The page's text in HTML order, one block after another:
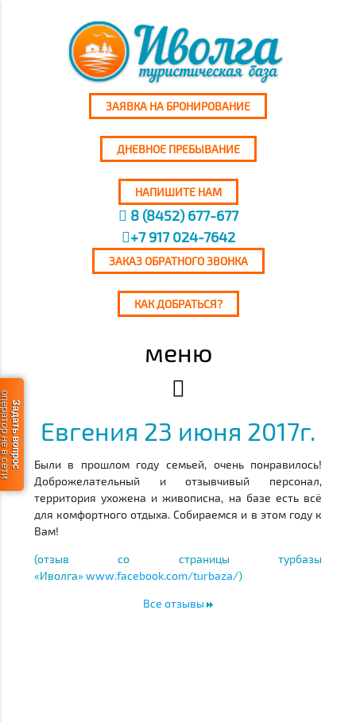
ЗАЯВКА НА БРОНИРОВАНИЕ
ДНЕВНОЕ ПРЕБЫВАНИЕ
НАПИШИТЕ НАМ
8 (8452) 677-677
+7 917 024-7642
ЗАКАЗ ОБРАТНОГО ЗВОНКА
КАК ДОБРАТЬСЯ?
меню
Евгения 23 июня 2017г.
Были в прошлом году семьей, очень понравилось!
Доброжелательный и отзывчивый персонал,
территория ухожена и живописна, на базе есть всё
для комфортного отдыха. Собираемся и в этом году к
Вам!
(отзыв со страницы турбазы
«Иволга» www.facebook.com/turbaza/)
Все отзывы
Задать вопрос
в сети